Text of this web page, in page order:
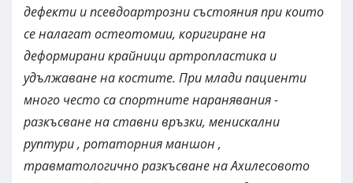
дефекти и псевдоартрозни състояния при които
се налагат остеотомии, коригиране на
деформирани крайници артропластика и
удължаване на костите. При млади пациенти
много често са спортните наранявания -
разкъсване на ставни връзки, менискални
руптури , ротаторния маншон ,
травматологично разкъсване на Ахилесовото